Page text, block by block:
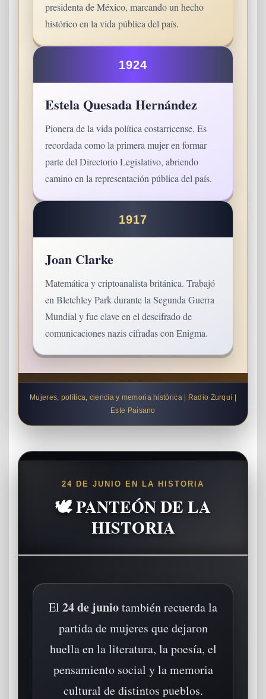
presidenta de México, marcando un hecho
histórico en la vida pública del país.
1924
Estela Quesada Hernández
Pionera de la vida política costarricense. Es
recordada como la primera mujer en formar
parte del Directorio Legislativo, abriendo
camino en la representación pública del país.
1917
Joan Clarke
Matemática y criptoanalista británica. Trabajó
en Bletchley Park durante la Segunda Guerra
Mundial y fue clave en el descifrado de
comunicaciones nazis cifradas con Enigma.
Mujeres, política, ciencia y memoria histórica | Radio Zurquí |
Este Paisano
24 DE JUNIO EN LA HISTORIA
🕊️ PANTEÓN DE LA
HISTORIA
El 24 de juniotambién recuerda la
partida de mujeres que dejaron
huella en la literatura, la poesía, el
pensamiento social y la memoria
cultural de distintos pueblos.